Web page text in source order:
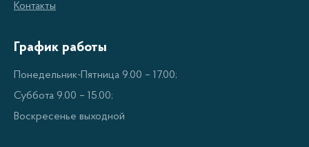
Контакты
График работы
Понедельник-Пятница 9.00 – 17.00;
Суббота 9.00 – 15.00;
Воскресенье выходной